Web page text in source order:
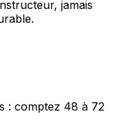
jamais
: comptez 48 à 72